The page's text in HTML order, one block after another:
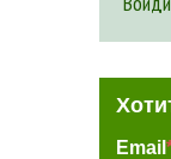
Email